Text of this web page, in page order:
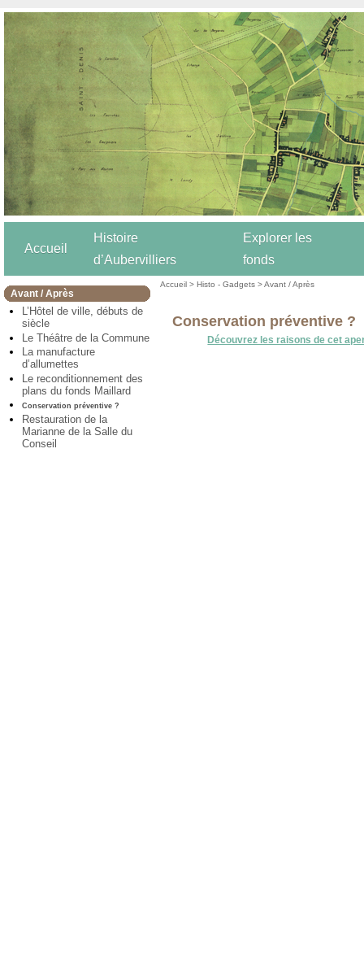
Accueil
Histoire
d’Aubervilliers
Explorer les
fonds
Avant / Après
L’Hôtel de ville, débuts de
siècle
Le Théâtre de la Commune
La manufacture
d’allumettes
Le reconditionnement des
plans du fonds Maillard
Conservation préventive ?
Restauration de la
Marianne de la Salle du
Conseil
Accueil >Histo - Gadgets >Avant / Après
Conservation préventive ?
Découvrez les raisons de cet